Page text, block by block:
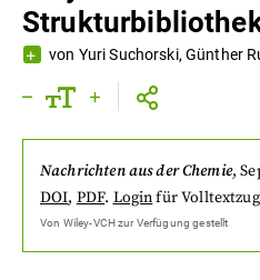
von Yuri Suchorski,Günther
Nachrichten aus der Chemie,
DOI, PDF. Loginfür
Von Wiley-VCHzur Verfügung gestellt